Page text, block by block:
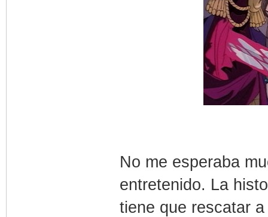
No me esperaba
entretenido. La
tiene que rescatar